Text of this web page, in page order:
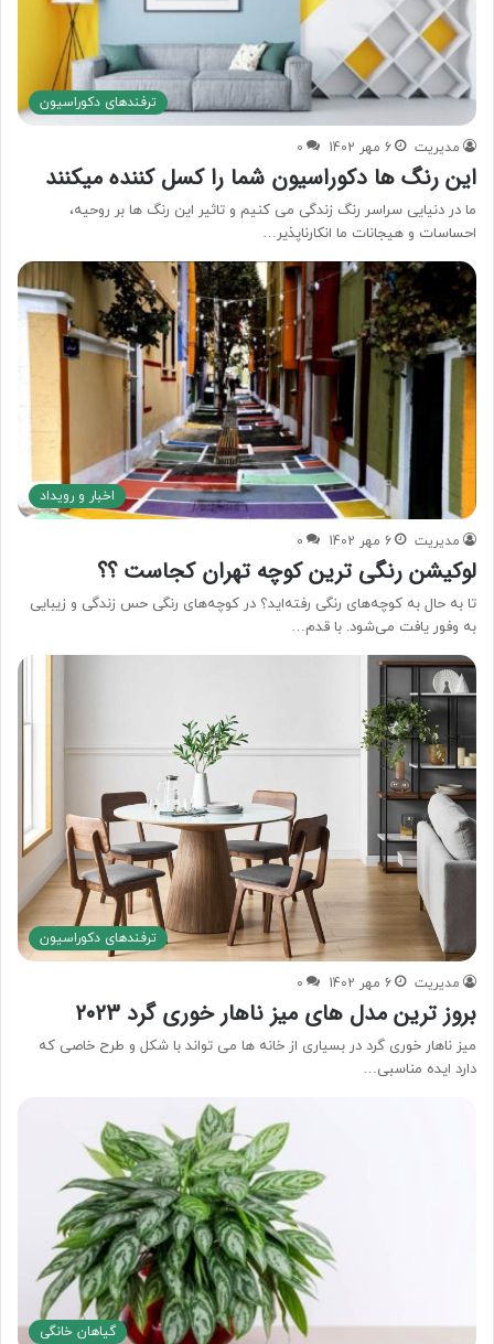
ترفندهای دکوراسیون
مدیریت 6 مهر 1402 0
این رنگ ها دکوراسیون شما را کسل کننده میکنند
ما در دنیایی سراسر رنگ زندگی می کنیم و تاثیر این رنگ ها بر روحیه،
احساسات و هیجانات ما انکارناپذیر…
اخبار و رویداد
مدیریت 6 مهر 1402 0
لوکیشن رنگی ترین کوچه تهران کجاست ؟؟
تا به حال به کوچه‌های رنگی رفته‌اید؟ در کوچه‌های رنگی حس زندگی و زیبایی
به وفور یافت می‌شود. با قدم…
ترفندهای دکوراسیون
مدیریت 6 مهر 1402 0
بروز ترین مدل های میز ناهار خوری گرد 2023
میز ناهار خوری گرد در بسیاری از خانه ها می تواند با شکل و طرح خاصی که
دارد ایده مناسبی…
گیاهان خانگی